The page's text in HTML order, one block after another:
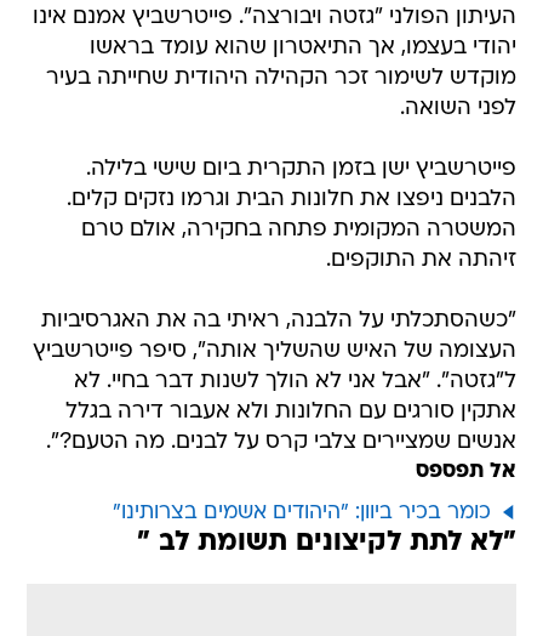
העיתון הפולני "גזטה ויבורצה". פייטרשביץ אמנם אינו
יהודי בעצמו, אך התיאטרון שהוא עומד בראשו
מוקדש לשימור זכר הקהילה היהודית שחייתה בעיר
לפני השואה.
פייטרשביץ ישן בזמן התקרית ביום שישי בלילה.
הלבנים ניפצו את חלונות הבית וגרמו נזקים קלים.
המשטרה המקומית פתחה בחקירה, אולם טרם
זיהתה את התוקפים.
"כשהסתכלתי על הלבנה, ראיתי בה את האגרסיביות
העצומה של האיש שהשליך אותה", סיפר פייטרשביץ
ל"גזטה". "אבל אני לא הולך לשנות דבר בחיי. לא
אתקין סורגים עם החלונות ולא אעבור דירה בגלל
אנשים שמציירים צלבי קרס על לבנים. מה הטעם?".
אל תפספס
כומר בכיר ביוון: "היהודים אשמים בצרותינו"
"לא לתת לקיצונים תשומת לב "